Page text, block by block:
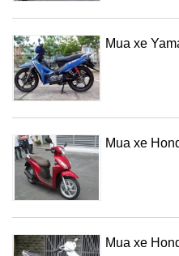
Mua xe
Mua xe
Mua xe